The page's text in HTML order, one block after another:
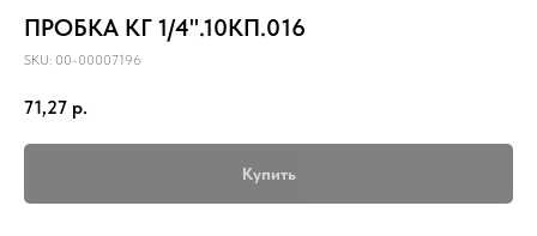
ПРОБКА КГ 1/4".10КП.016
SKU: 00-00007196
71,27 р.
Купить